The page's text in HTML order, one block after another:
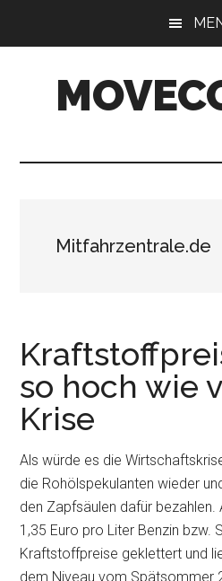
Mitfahrzentrale.de
so hoch wie
Krise
Als würde es die
die Rohölspekulanten wieder
den Zapfsäulen dafür
1,35 Euro pro Liter Benzin bzw.
Kraftstoffpreise geklettert und
dem Niveau vom Spätsommer